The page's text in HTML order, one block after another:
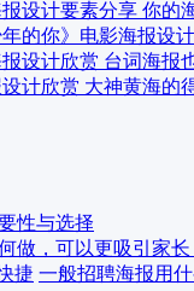
设计要素分享 你的
年的你》电影海报设
设计欣赏 台词海报
计欣赏 大神黄海的
性与选择
做，可以更吸引家长
一般招聘海报用